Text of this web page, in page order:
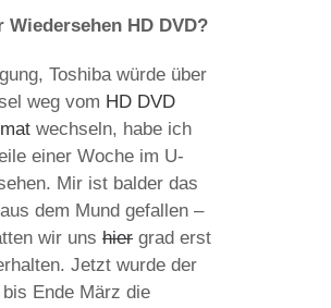
HD DVD?
Toshiba würde über
weg vom HD DVD
wechseln, habe ich
einer Woche im U-
Mir ist balder das
dem Mund gefallen –
wir uns hier grad erst
Jetzt wurde der
Ende März die